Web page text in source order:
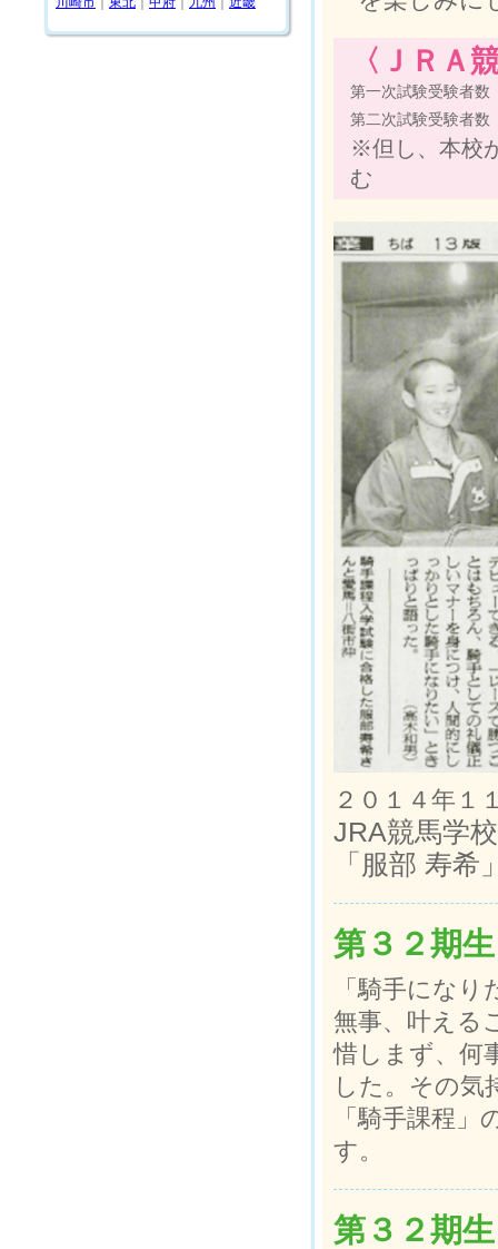
〈ＪＲＡ
第一次試験受験者数
第二次試験受験者数
※但し、本校
む
２０１４年
JRA競馬学
「服部 寿希
第３２期生
「騎手にな
無事、叶える
惜しまず、何
した。その気
「騎手課程
す。
第３２期生